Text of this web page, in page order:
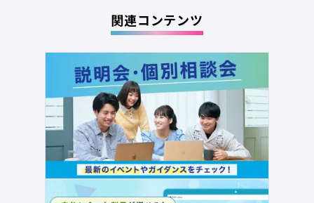
関連コンテンツ